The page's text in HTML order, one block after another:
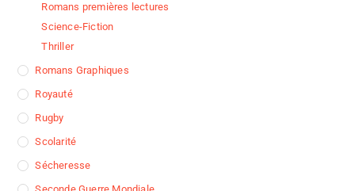
Romans premières lectures
Science-Fiction
Thriller
Romans Graphiques
Royauté
Rugby
Scolarité
Sécheresse